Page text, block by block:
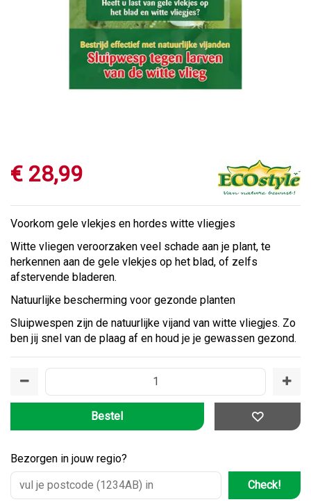
€ 28,99
Voorkom gele vlekjes en hordes witte vliegjes
Witte vliegen veroorzaken veel schade aan je plant, te
herkennen aan de gele vlekjes op het blad, of zelfs
afstervende bladeren.
Natuurlijke bescherming voor gezonde planten
Sluipwespen zijn de natuurlijke vijand van witte vliegjes. Zo
ben jij snel van de plaag af en houd je je gewassen gezond.
Bezorgen in jouw regio?
Check!